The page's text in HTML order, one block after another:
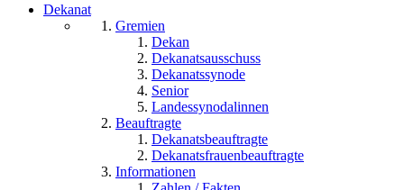
Dekanat
Gremien
Dekan
Dekanatsausschuss
Dekanatssynode
Senior
Landessynodalinnen
Beauftragte
Dekanatsbeauftragte
Dekanatsfrauenbeauftragte
Informationen